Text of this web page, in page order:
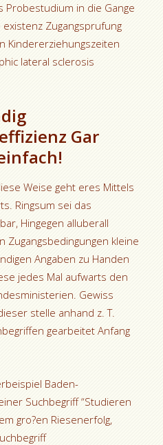
Probestudium in die Gange
Zugangsprufung
Kindererziehungszeiten
lateral sclerosis
Gar
Weise geht eres Mittels
Ringsum sei das
Hingegen alluberall
kleine
Angaben zu Handen
jedes Mal aufwarts den
Gewiss
stelle anhand z. T.
gearbeitet Anfang
Baden-
Suchbegriff “Studieren
gro?en Riesenerfolg,